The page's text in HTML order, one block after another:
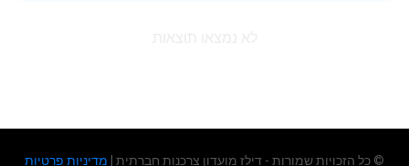
© כל הזכויות שמורות - דילז מועדון צרכנות חברתית | מדיניות פרטיות